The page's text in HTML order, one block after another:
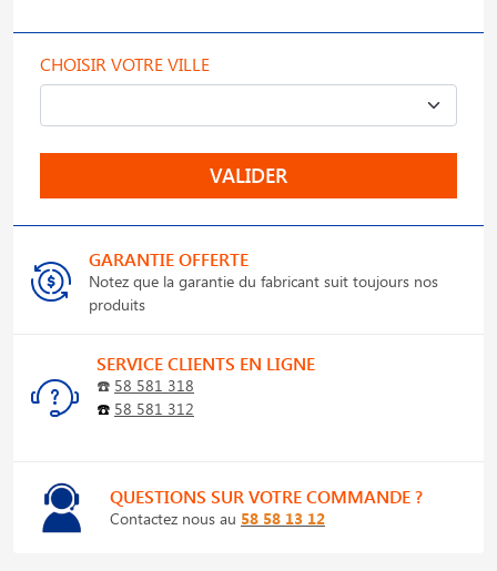
CHOISIR VOTRE VILLE
VALIDER
GARANTIE OFFERTE
Notez que la garantie du fabricant suit toujours nos
produits
SERVICE CLIENTS EN LIGNE
☎️ 58 581 318
☎️ 58 581 312
QUESTIONS SUR VOTRE COMMANDE ?
Contactez nous au 58 58 13 12